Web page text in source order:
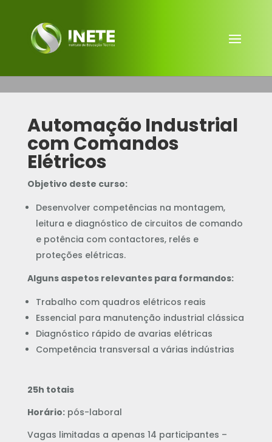
Automação Industrial
com Comandos
Elétricos
Objetivo deste curso:
Desenvolver competências na montagem,
leitura e diagnóstico de circuitos de comando
e potência com contactores, relés e
proteções elétricas.
Alguns aspetos relevantes para formandos:
Trabalho com quadros elétricos reais
Essencial para manutenção industrial clássica
Diagnóstico rápido de avarias elétricas
Competência transversal a várias indústrias
25h totais
Horário:pós-laboral
Vagas limitadas a apenas 14 participantes –